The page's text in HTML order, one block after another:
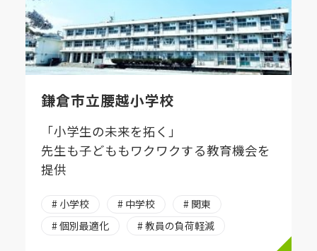
鎌倉市立腰越小学校
「小学生の未来を拓く」
先生も子どももワクワクする教育機会を
提供
# 小学校 # 中学校
# 関東
# 個別最適化
# 教員の負荷軽減